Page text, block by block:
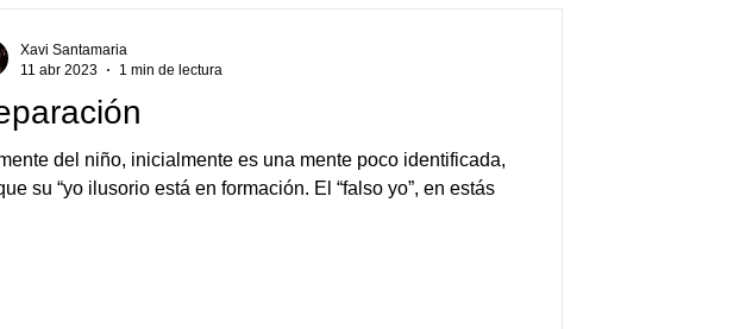
del niño, inicialmente es una mente poco identificada,
su “yo ilusorio está en formación. El “falso yo”, en estás
Xavi Santamaria
11 abr 2023
1 min de lectura